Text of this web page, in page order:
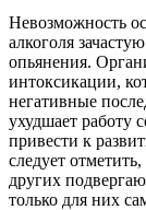
Невозможность
алкоголя
опьянения.
интоксикации,
негативные
ухудшает работу
привести к
следует
других
только для них